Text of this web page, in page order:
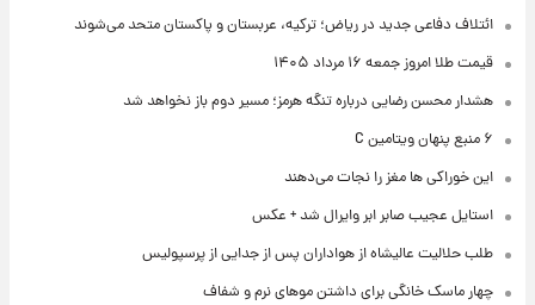
ائتلاف دفاعی جدید در ریاض؛ ترکیه، عربستان و پاکستان متحد می‌شوند
قیمت طلا امروز جمعه ۱۶ مرداد ۱۴۰۵
هشدار محسن رضایی درباره تنگه هرمز؛ مسیر دوم باز نخواهد شد
۶ منبع پنهان ویتامین C
این خوراکی ها مغز را نجات می‌دهند
استایل عجیب صابر ابر وایرال شد + عکس
طلب حلالیت عالیشاه از هواداران پس از جدایی از پرسپولیس
چهار ماسک خانگی برای داشتن موهای نرم و شفاف